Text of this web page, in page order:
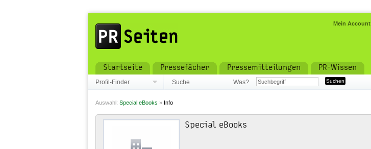
Mein Account
Startseite Pressefächer Pressemitteilungen PR-Wissen
Profil-Finder Suche Was?
Auswahl: Special eBooks » Info
Special eBooks